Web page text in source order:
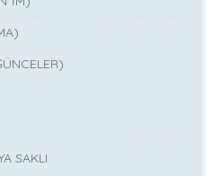
SAKLI